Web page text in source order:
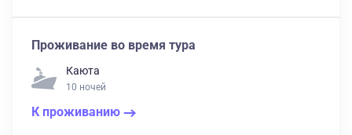
Проживание во время тура
Каюта
10 ночей
К проживанию